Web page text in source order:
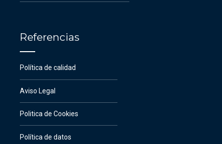
Referencias
Política de calidad
Aviso Legal
Politica de Cookies
Política de datos